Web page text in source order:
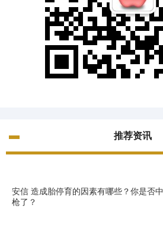
推荐资讯
安信 造成胎停育的因素有哪些？你是否中
枪了？